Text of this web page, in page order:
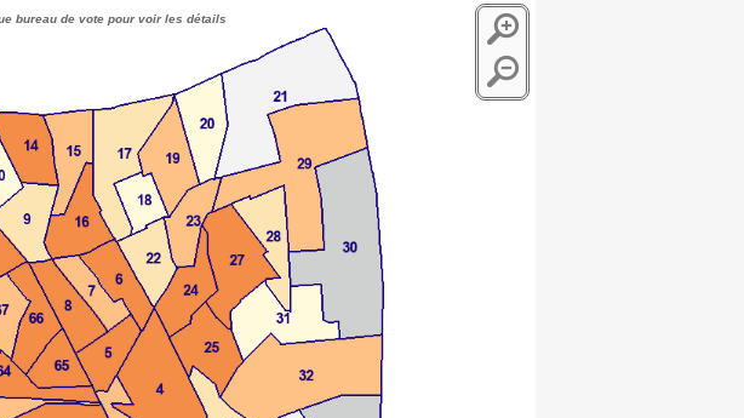
bureau de vote pour voir les détails